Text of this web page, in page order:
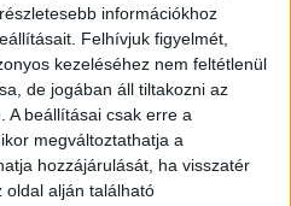
információkhoz
Felhívjuk figyelmét,
kezeléséhez nem feltétlenül
de jogában áll tiltakozni az
A beállításai csak erre a
megváltoztathatja a
hozzájárulását, ha visszatér
oldal alján található
22 mérkőzésen 20
első helyen zártak a mieink, ez
a négyes döntőbe, ott
Az elődöntőt magabiztosan
következett a Győr elleni
a találkozó, amelyet végül a